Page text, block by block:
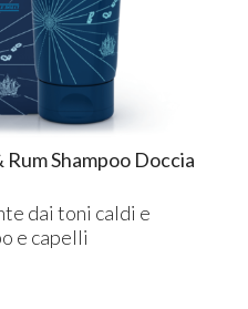
Shampoo Doccia
dai toni caldi e
e capelli